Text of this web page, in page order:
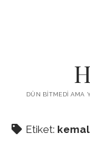
DÜN BITMEDI AMA
Etiket: kemal